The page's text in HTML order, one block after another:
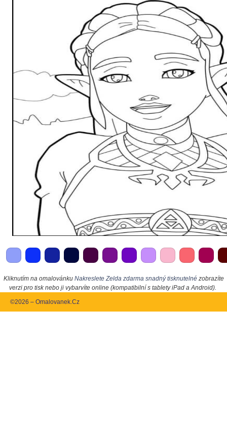
Kliknutím na omalovánku Nakreslete Zelda zdarma snadný tisknutelnézobrazíte
verzi pro tisk nebo ji vybarvíte online (kompatibilní s tablety iPad a Android).
©2026 – Omalovanek.Cz